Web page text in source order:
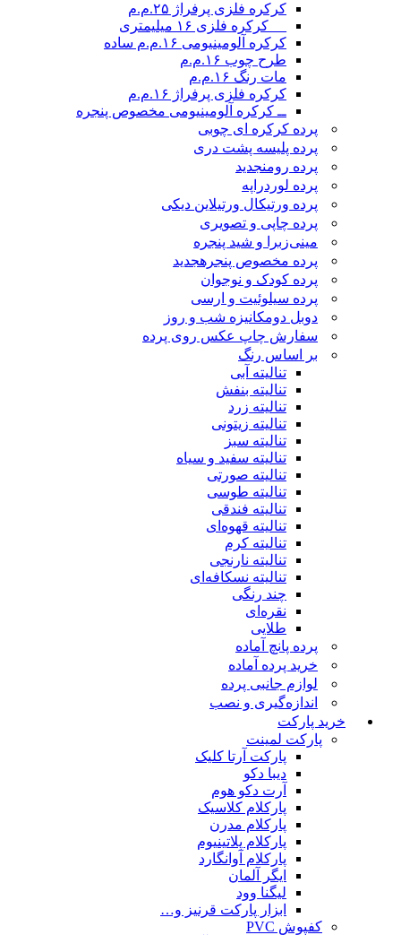
کرکره فلزی پرفراژ ۲۵.م.م
__ کرکره فلزی ۱۶ میلیمتری
کرکره آلومینیومی ۱۶.م.م ساده
طرح چوب ۱۶.م.م
مات رنگ ۱۶.م.م
کرکره فلزی پرفراژ ۱۶.م.م
ــ کرکره آلومینیومی مخصوص پنجره
پرده کرکره ای چوبی
پرده پلیسه پشت دری
پرده رومنجدید
پرده لوردراپه
پرده ورتیکال ورتیلاین دیکی
پرده چاپی و تصویری
مینی‌زبرا و شید پنجره
پرده مخصوص پنجرهجدید
پرده کودک و نوجوان
پرده سیلوئیت و ارسی
دوبل دومکانیزه شب و روز
سفارش چاپ عکس روی پرده
بر اساس رنگ
تنالیته آبی
تنالیته بنفش
تنالیته زرد
تنالیته زیتونی
تنالیته سبز
تنالیته سفید و سیاه
تنالیته صورتی
تنالیته طوسی
تنالیته فندقی
تنالیته قهوه‌ای
تنالیته کرم
تنالیته نارنجی
تنالیته نسکافه‌ای
چند رنگی
نقره‌ای
طلایی
پرده پانچ آماده
خرید پرده آماده
لوازم جانبی پرده
اندازه‌گیری و نصب
خرید پارکت
پارکت لمینت
پارکت آرتا کلیک
دیبا دکو
آرت دکو هوم
پارکلام کلاسیک
پارکلام مدرن
پارکلام پلاتینیوم
پارکلام آوانگارد
ایگر آلمان
لیگنا وود
ابزار پارکت قرنیز و…
کفپوش PVC